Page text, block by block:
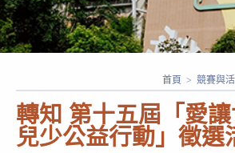
轉知 第十五屆「愛
兒少公益行動」徵選
首頁 > 競賽與